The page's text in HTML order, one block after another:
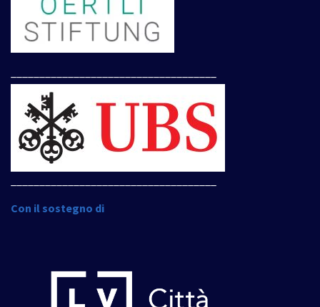
Con il sostegno di